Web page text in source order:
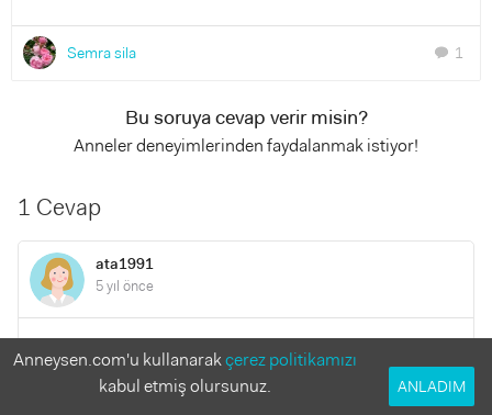
Semra sila chat 1
Bu soruya cevap verir misin?
Anneler deneyimlerinden faydalanmak istiyor!
1 Cevap
ata1991
5 yıl önce
nasil oldu acaba? degisme oldumu???
YANITLA
Anneysen.com'u kullanarakçerez politikamızı
kabul etmiş olursunuz.
ANLADIM